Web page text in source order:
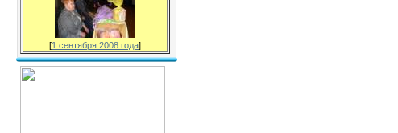
[1 сентября 2008 года]